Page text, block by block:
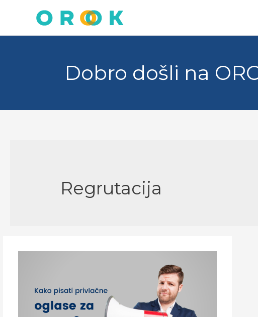
content
Dobro došli na
Regrutacija